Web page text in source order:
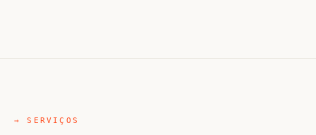
→ SERVIÇOS